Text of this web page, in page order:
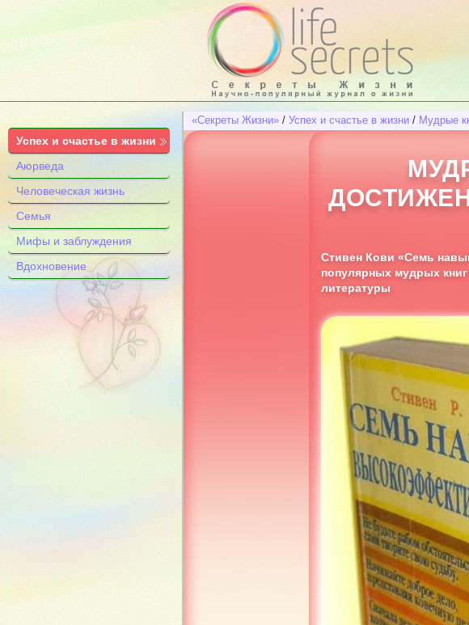
«Секреты Жизни» / Успех и счастье в жизни / Мудрые
Стивен Кови «Семь
популярных мудрых
литературы
Успех и счастье в жизни
Аюрведа
Человеческая жизнь
Семья
Мифы и заблуждения
Вдохновение